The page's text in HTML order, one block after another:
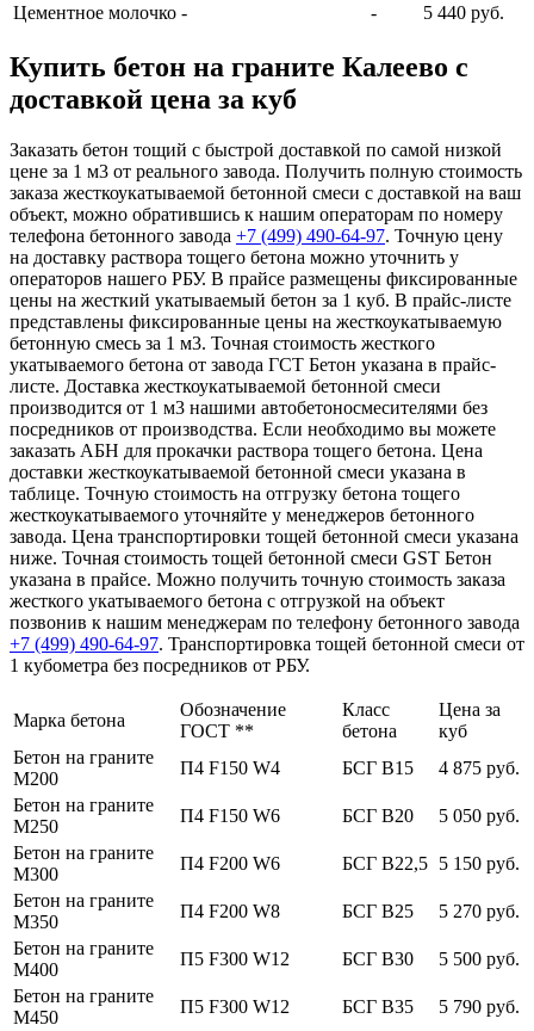
Цементное молочко - - 5 440 руб.
Купить бетон на граните Калеево с
доставкой цена за куб
Заказать бетон тощий с быстрой доставкой по самой низкой
цене за 1 м3 от реального завода. Получить полную стоимость
заказа жесткоукатываемой бетонной смеси с доставкой на ваш
объект, можно обратившись к нашим операторам по номеру
телефона бетонного завода +7 (499) 490-64-97. Точную цену
на доставку раствора тощего бетона можно уточнить у
операторов нашего РБУ. В прайсе размещены фиксированные
цены на жесткий укатываемый бетон за 1 куб. В прайс-листе
представлены фиксированные цены на жесткоукатываемую
бетонную смесь за 1 м3. Точная стоимость жесткого
укатываемого бетона от завода ГСТ Бетон указана в прайс-
листе. Доставка жесткоукатываемой бетонной смеси
производится от 1 м3 нашими автобетоносмесителями без
посредников от производства. Если необходимо вы можете
заказать АБН для прокачки раствора тощего бетона. Цена
доставки жесткоукатываемой бетонной смеси указана в
таблице. Точную стоимость на отгрузку бетона тощего
жесткоукатываемого уточняйте у менеджеров бетонного
завода. Цена транспортировки тощей бетонной смеси указана
ниже. Точная стоимость тощей бетонной смеси GST Бетон
указана в прайсе. Можно получить точную стоимость заказа
жесткого укатываемого бетона с отгрузкой на объект
позвонив к нашим менеджерам по телефону бетонного завода
+7 (499) 490-64-97. Транспортировка тощей бетонной смеси от
1 кубометра без посредников от РБУ.
Марка бетона
Обозначение
ГОСТ **
Класс
бетона
Цена за
куб
Бетон на граните
М200
П4 F150 W4 БСГ В15
4 875 руб.
Бетон на граните
М250
П4 F150 W6 БСГ В20
5 050 руб.
Бетон на граните
М300
П4 F200 W6 БСГ В22,5 5 150 руб.
Бетон на граните
М350
П4 F200 W8 БСГ В25
5 270 руб.
Бетон на граните
М400
П5 F300 W12 БСГ В30
5 500 руб.
Бетон на граните
М450
П5 F300 W12 БСГ В35
5 790 руб.